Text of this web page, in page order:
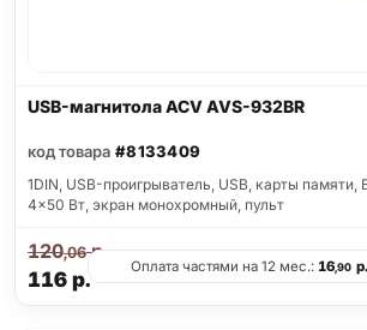
USB-магнитола ACV AVS-932BR
код товара #8133409
1DIN, USB-проигрыватель, USB, карты памяти,
4x50 Вт, экран монохромный, пульт
116р.
120,06р.
Оплата частями на 12 мес.:16,90 р.